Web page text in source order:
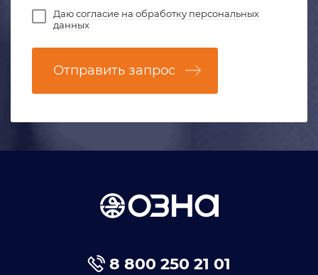
Даюсогласие на обработку персональных
данных
Отправить запрос
8 800 250 21 01